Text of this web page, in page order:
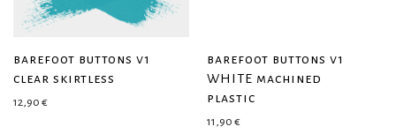
barefoot buttons v1
clear skirtless
12,90 €
barefoot buttons v1
WHITE machined
plastic
11,90 €